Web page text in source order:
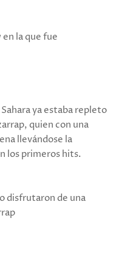
la que fue
ya estaba repleto
quien con una
llevándose la
los primeros hits.
disfrutaron de una